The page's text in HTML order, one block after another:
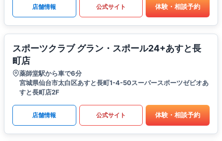
店舗情報 公式サイト 体験・相談予約
スポーツクラブ グラン・スポール24+あすと長
町店
薬師堂駅から車で6分
宮城県仙台市太白区あすと長町1-4-50スーパースポーツゼビオあ
すと長町店2F
店舗情報 公式サイト 体験・相談予約